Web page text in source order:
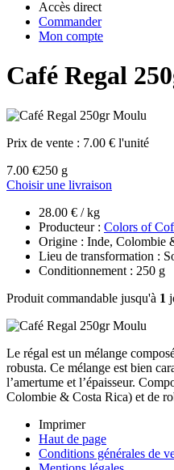
Accès direct
Commander
Mon compte
Café Regal
Prix de vente : 7.00 € l'unité
7.00 €250 g
Choisir une livraison
28.00 € / kg
Producteur : Colors of
Origine : Inde, Colombie
Lieu de transformation :
Conditionnement : 250 g
Produit commandable jusqu'à 1
Le régal est un mélange
robusta. Ce mélange est bien
l’amertume et l’épaisseur.
Colombie & Costa Rica) et de
Imprimer
Haut de page
Conditions générales de